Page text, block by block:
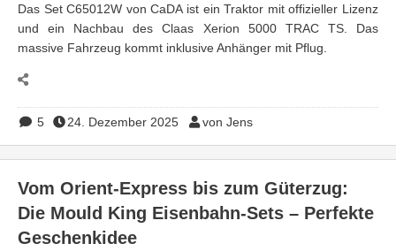
Das Set C65012W von CaDA ist ein Traktor mit offizieller Lizenz
und ein Nachbau des Claas Xerion 5000 TRAC TS. Das
massive Fahrzeug kommt inklusive Anhänger mit Pflug.
5 24. Dezember 2025 von Jens
Vom Orient-Express bis zum Güterzug:
Die Mould King Eisenbahn-Sets – Perfekte
Geschenkidee